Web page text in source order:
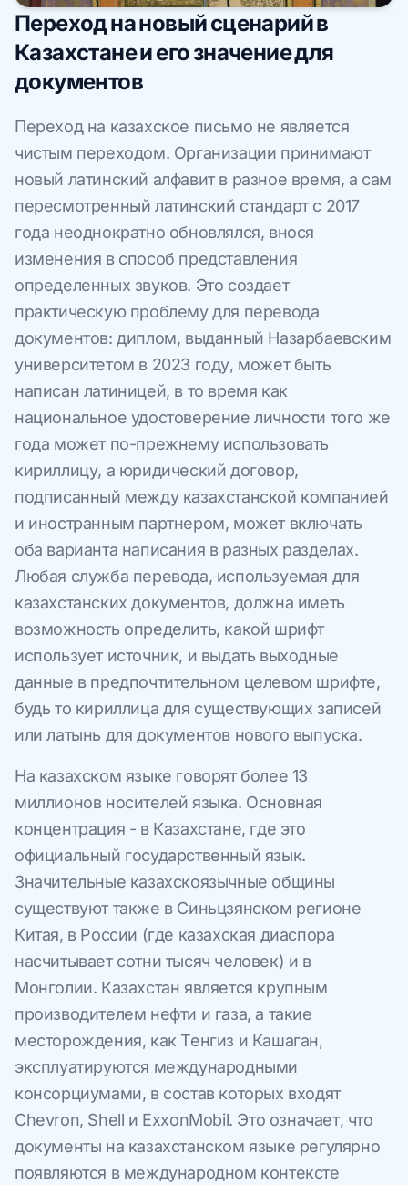
Переход на новый сценарий в
Казахстане и его значение для
документов
Переход на казахское письмо не является
чистым переходом. Организации принимают
новый латинский алфавит в разное время, а сам
пересмотренный латинский стандарт с 2017
года неоднократно обновлялся, внося
изменения в способ представления
определенных звуков. Это создает
практическую проблему для перевода
документов: диплом, выданный Назарбаевским
университетом в 2023 году, может быть
написан латиницей, в то время как
национальное удостоверение личности того же
года может по-прежнему использовать
кириллицу, а юридический договор,
подписанный между казахстанской компанией
и иностранным партнером, может включать
оба варианта написания в разных разделах.
Любая служба перевода, используемая для
казахстанских документов, должна иметь
возможность определить, какой шрифт
использует источник, и выдать выходные
данные в предпочтительном целевом шрифте,
будь то кириллица для существующих записей
или латынь для документов нового выпуска.
На казахском языке говорят более 13
миллионов носителей языка. Основная
концентрация - в Казахстане, где это
официальный государственный язык.
Значительные казахскоязычные общины
существуют также в Синьцзянском регионе
Китая, в России (где казахская диаспора
насчитывает сотни тысяч человек) и в
Монголии. Казахстан является крупным
производителем нефти и газа, а такие
месторождения, как Тенгиз и Кашаган,
эксплуатируются международными
консорциумами, в состав которых входят
Chevron, Shell и ExxonMobil. Это означает, что
документы на казахстанском языке регулярно
появляются в международном контексте